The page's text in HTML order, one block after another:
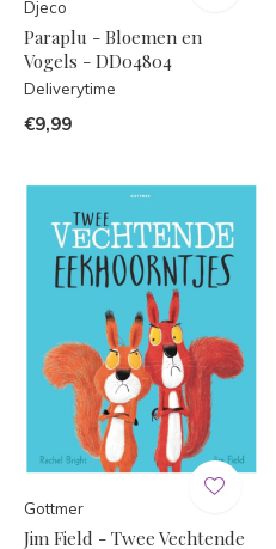
Djeco
Paraplu - Bloemen en
Vogels - DD04804
Deliverytime
€9,99
Gottmer
Jim Field - Twee Vechtende